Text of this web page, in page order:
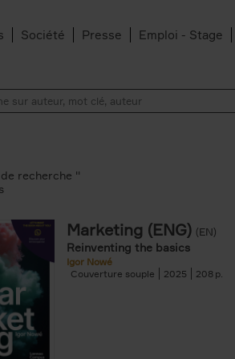
Société Presse Emploi - Stage
filter
recherche ''
Marketing (ENG) (EN)
Reinventing the basics
Igor Nowé
Couverture souple
2025 208